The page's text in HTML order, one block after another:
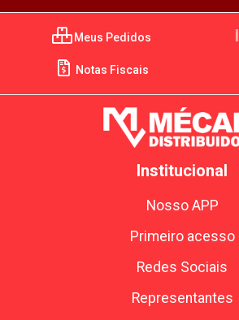
Meus Pedidos
Notas Fiscais
Institucional
Nosso APP
Primeiro acesso
Redes Sociais
Representantes